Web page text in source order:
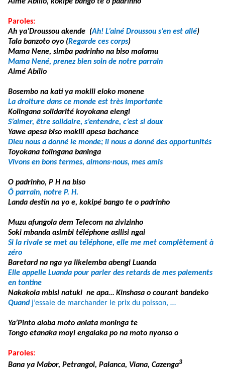
Aimé Abílio, kokipé bango te o padrinho
Paroles:
Ah ya’Droussou akende (Ah! L’ainé Droussou s’en est allé)
Tala banzoto oyo (Regarde ces corps)
Mama Nene, simba padrinho na biso malamu
Mama Nené, prenez bien soin de notre parrain
Aimé Abílio
Bosembo na kati ya mokili eloko monene
La droiture dans ce monde est très importante
Kolingana solidarité koyokana elengi
S’aimer, être solidaire, s’entendre, c’est si doux
Yawe apesa biso mokili apesa bachance
Dieu nous a donné le monde; il nous a donné des opportunités
Toyokana tolingana baninga
Vivons en bons termes, aimons-nous, mes amis
O padrinho, P H na biso
Ô parrain, notre P. H.
Landa destin na yo e, kokipé bango te o padrinho
Muzu afungola dem Telecom na zivizinho
Soki mbanda asimbi téléphone asilisi ngai
Si la rivale se met au téléphone, elle me met complètement à
zéro
Baretard na nga ya likelemba abengi Luanda
Elle appelle Luanda pour parler des retards de mes paiements
en tontine
Nakakola mbisi natuki ne apa… Kinshasa o courant bandeko
Quandj’essaie de marchander le prix du poisson, …
Ya’Pinto aloba moto aniata moninga te
Tongo etanaka moyi engalaka po na moto nyonso o
Paroles:
Bana ya Mabor, Petrangol, Palanca, Viana, Cazenga3